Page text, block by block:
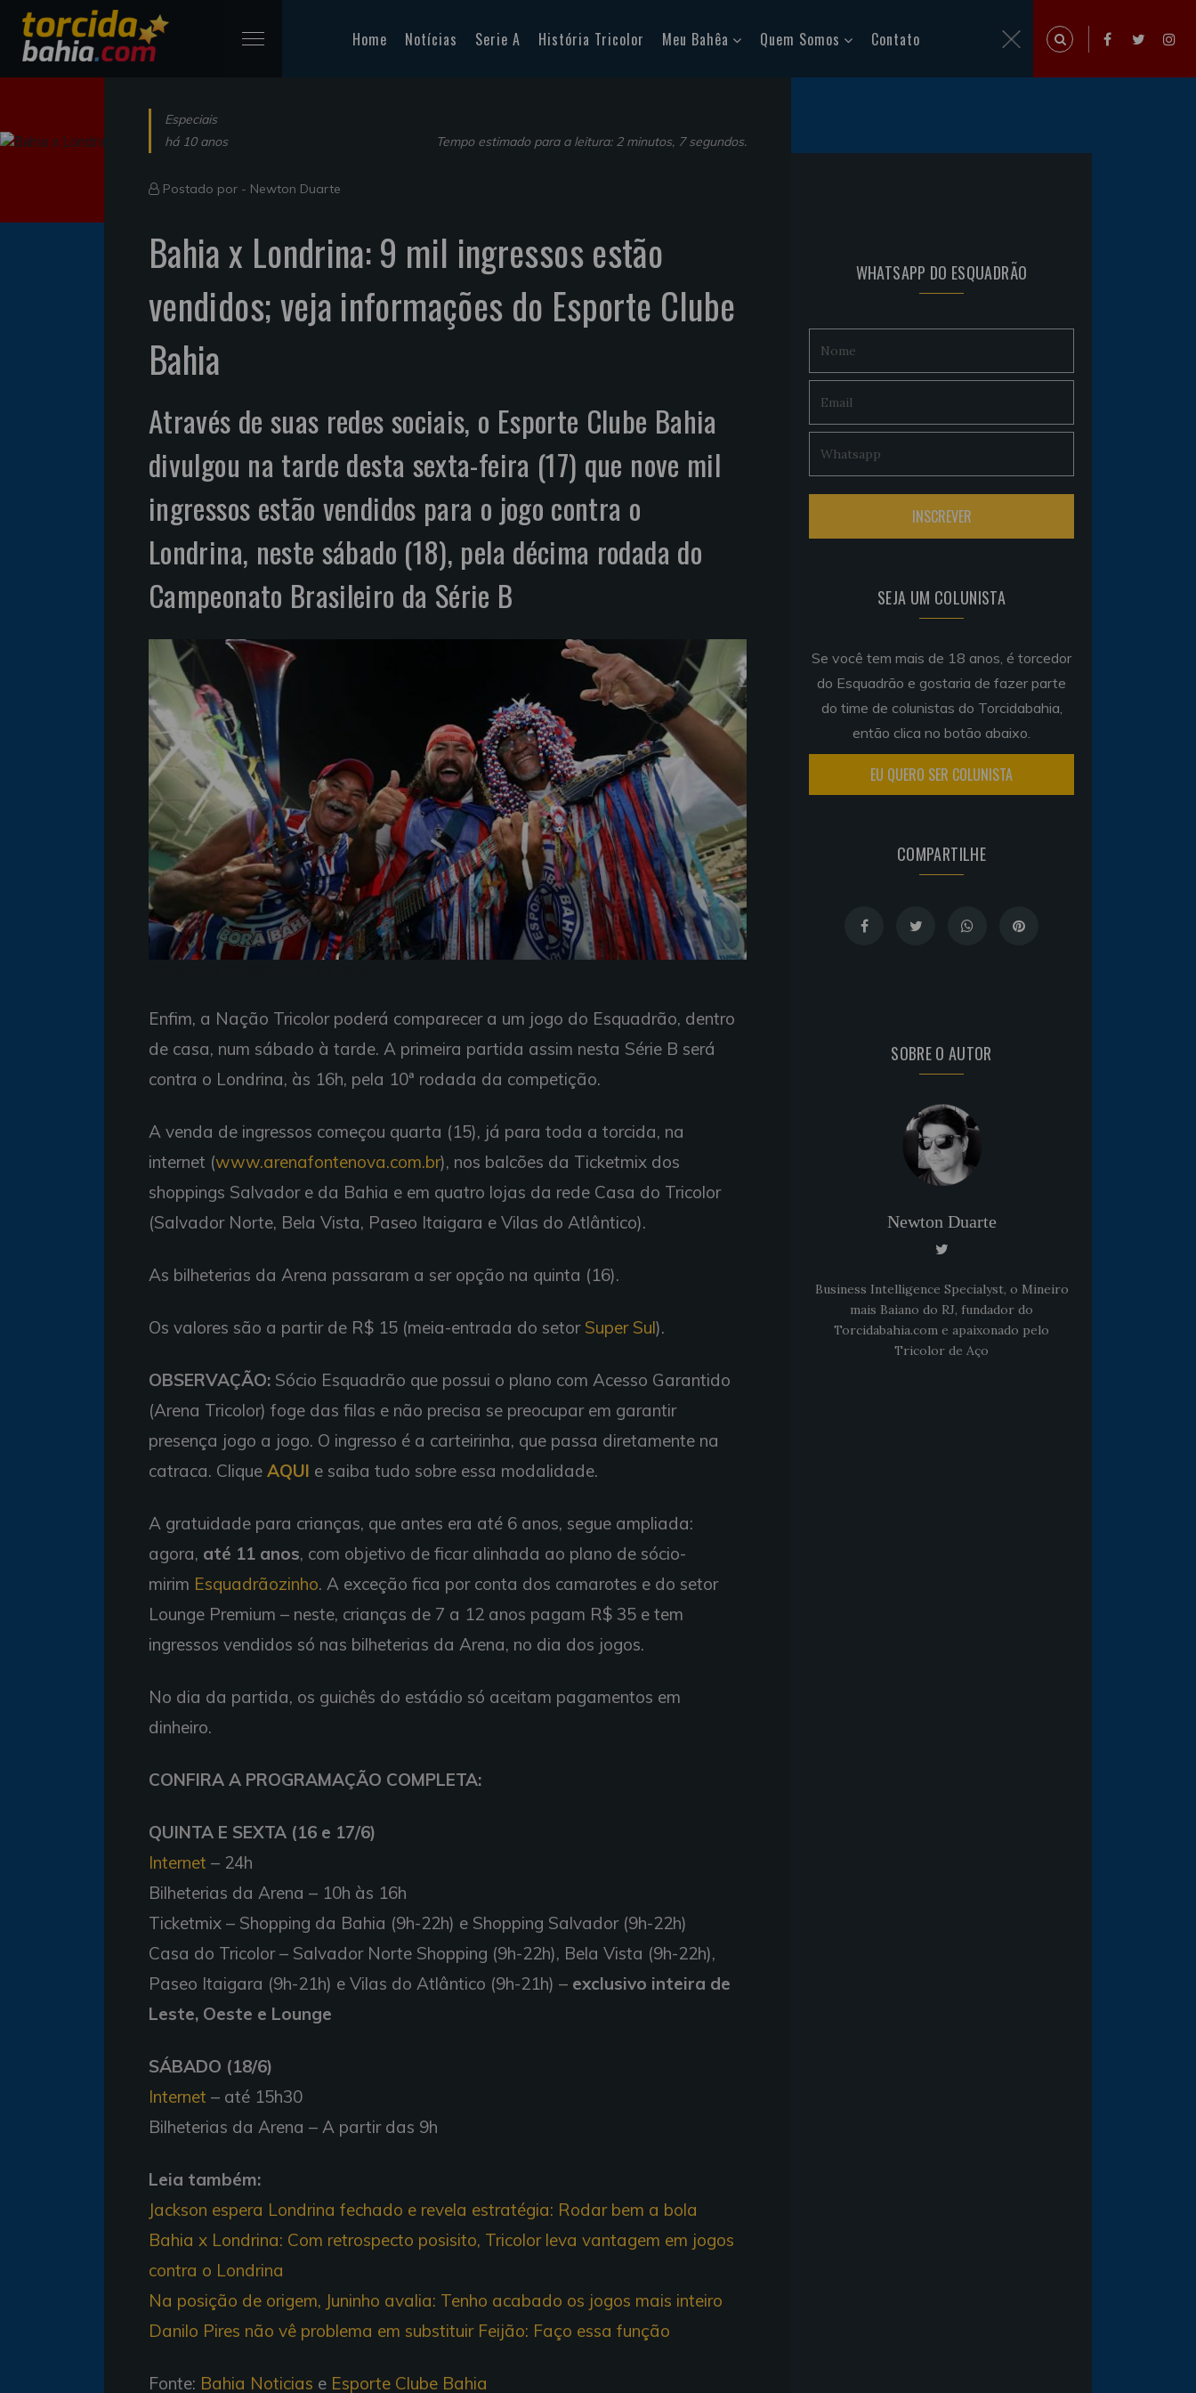
Home Notícias Serie A História Tricolor Meu Bahêa Quem Somos Contato
Especiais
há 10 anos
Tempo estimado para a leitura: 2 minutos, 7 segundos.
Postado por - Newton Duarte
Bahia x Londrina: 9 mil ingressos estão
vendidos; veja informações do Esporte Clube
Bahia
Através de suas redes sociais, o Esporte Clube Bahia
divulgou na tarde desta sexta-feira (17) que nove mil
ingressos estão vendidos para o jogo contra o
Londrina, neste sábado (18), pela décima rodada do
Campeonato Brasileiro da Série B
Enfim, a Nação Tricolor poderá comparecer a um jogo do Esquadrão, dentro
de casa, num sábado à tarde. A primeira partida assim nesta Série B será
contra o Londrina, às 16h, pela 10ª rodada da competição.
A venda de ingressos começou quarta (15), já para toda a torcida, na
internet (www.arenafontenova.com.br), nos balcões da Ticketmix dos
shoppings Salvador e da Bahia e em quatro lojas da rede Casa do Tricolor
(Salvador Norte, Bela Vista, Paseo Itaigara e Vilas do Atlântico).
As bilheterias da Arena passaram a ser opção na quinta (16).
Os valores são a partir de R$ 15 (meia-entrada do setor Super Sul).
OBSERVAÇÃO: Sócio Esquadrão que possui o plano com Acesso Garantido
(Arena Tricolor) foge das filas e não precisa se preocupar em garantir
presença jogo a jogo. O ingresso é a carteirinha, que passa diretamente na
catraca. Clique AQUI e saiba tudo sobre essa modalidade.
A gratuidade para crianças, que antes era até 6 anos, segue ampliada:
agora, até 11 anos, com objetivo de ficar alinhada ao plano de sócio-
mirim Esquadrãozinho. A exceção fica por conta dos camarotes e do setor
Lounge Premium – neste, crianças de 7 a 12 anos pagam R$ 35 e tem
ingressos vendidos só nas bilheterias da Arena, no dia dos jogos.
No dia da partida, os guichês do estádio só aceitam pagamentos em
dinheiro.
CONFIRA A PROGRAMAÇÃO COMPLETA:
QUINTA E SEXTA (16 e 17/6)
Internet – 24h
Bilheterias da Arena – 10h às 16h
Ticketmix – Shopping da Bahia (9h-22h) e Shopping Salvador (9h-22h)
Casa do Tricolor – Salvador Norte Shopping (9h-22h), Bela Vista (9h-22h),
Paseo Itaigara (9h-21h) e Vilas do Atlântico (9h-21h) – exclusivo inteira de
Leste, Oeste e Lounge
SÁBADO (18/6)
Internet – até 15h30
Bilheterias da Arena – A partir das 9h
Leia também:
Jackson espera Londrina fechado e revela estratégia: Rodar bem a bola
Bahia x Londrina: Com retrospecto posisito, Tricolor leva vantagem em jogos
contra o Londrina
Na posição de origem, Juninho avalia: Tenho acabado os jogos mais inteiro
Danilo Pires não vê problema em substituir Feijão: Faço essa função
Fonte: Bahia Noticias e Esporte Clube Bahia
WHATSAPP DO ESQUADRÃO
SEJA UM COLUNISTA
Se você tem mais de 18 anos, é torcedor
do Esquadrão e gostaria de fazer parte
do time de colunistas do Torcidabahia,
então clica no botão abaixo.
EU QUERO SER COLUNISTA
COMPARTILHE
SOBRE O AUTOR
Newton Duarte
Business Intelligence Specialyst, o Mineiro
mais Baiano do RJ, fundador do
Torcidabahia.com e apaixonado pelo
Tricolor de Aço